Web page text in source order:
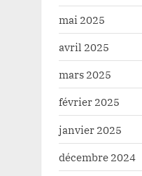
mai 2025
avril 2025
mars 2025
février 2025
janvier 2025
décembre 2024